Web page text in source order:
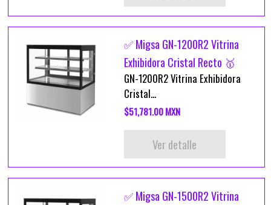
✅ Migsa GN-1200R2 Vitrina
Exhibidora Cristal Recto 🥇
GN-1200R2 Vitrina Exhibidora
Cristal...
$51,781.00 MXN
Ver detalle
✅ Migsa GN-1500R2 Vitrina